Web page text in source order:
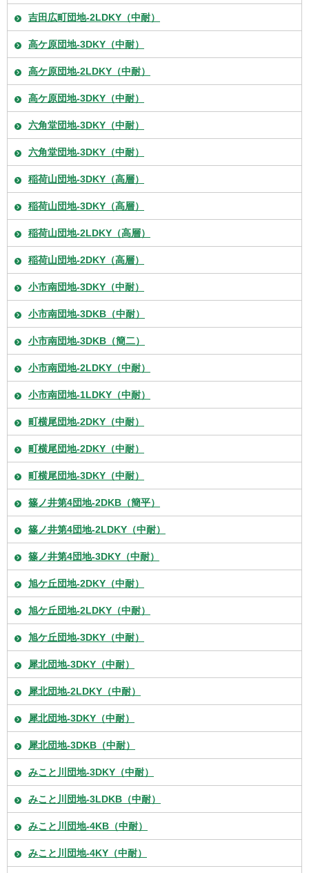
吉田広町団地-2LDKY（中耐）
高ケ原団地-3DKY（中耐）
高ケ原団地-2LDKY（中耐）
高ケ原団地-3DKY（中耐）
六角堂団地-3DKY（中耐）
六角堂団地-3DKY（中耐）
稲荷山団地-3DKY（高層）
稲荷山団地-3DKY（高層）
稲荷山団地-2LDKY（高層）
稲荷山団地-2DKY（高層）
小市南団地-3DKY（中耐）
小市南団地-3DKB（中耐）
小市南団地-3DKB（簡二）
小市南団地-2LDKY（中耐）
小市南団地-1LDKY（中耐）
町横尾団地-2DKY（中耐）
町横尾団地-2DKY（中耐）
町横尾団地-3DKY（中耐）
篠ノ井第4団地-2DKB（簡平）
篠ノ井第4団地-2LDKY（中耐）
篠ノ井第4団地-3DKY（中耐）
旭ケ丘団地-2DKY（中耐）
旭ケ丘団地-2LDKY（中耐）
旭ケ丘団地-3DKY（中耐）
犀北団地-3DKY（中耐）
犀北団地-2LDKY（中耐）
犀北団地-3DKY（中耐）
犀北団地-3DKB（中耐）
みこと川団地-3DKY（中耐）
みこと川団地-3LDKB（中耐）
みこと川団地-4KB（中耐）
みこと川団地-4KY（中耐）